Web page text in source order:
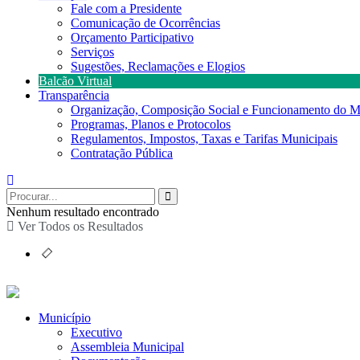
Fale com a Presidente
Comunicação de Ocorrências
Orçamento Participativo
Serviços
Sugestões, Reclamações e Elogios
Balcão Virtual
Transparência
Organização, Composição Social e Funcionamento do
Programas, Planos e Protocolos
Regulamentos, Impostos, Taxas e Tarifas Municipais
Contratação Pública
Nenhum resultado encontrado
Ver Todos os Resultados
Município
Executivo
Assembleia Municipal